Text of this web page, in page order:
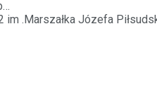
.Marszałka Józefa